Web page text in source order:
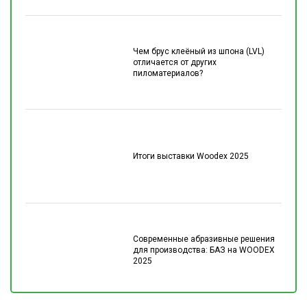
Чем брус клеёный из шпона (LVL)
отличается от других
пиломатериалов?
Итоги выставки Woodex 2025
Современные абразивные решения
для производства: БАЗ на WOODEX
2025